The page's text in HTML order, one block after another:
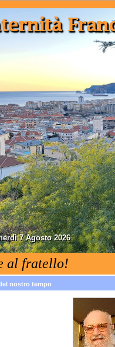
7 Agosto 2026
al fratello!
nostro tempo